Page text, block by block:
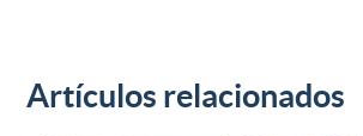
Artículos relacionados